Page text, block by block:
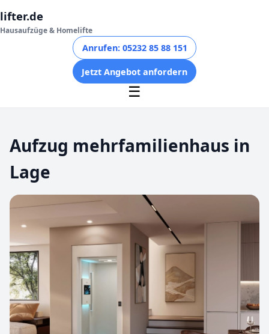
lifter.de
Hausaufzüge & Homelifte
Anrufen: 05232 85 88 151
Jetzt Angebot anfordern
☰
Aufzug mehrfamilienhaus in
Lage